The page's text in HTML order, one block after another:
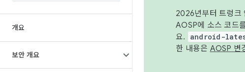
개요
보안 개요
2026년부터 트렁크
AOSP에 소스 코드
요.
android-
한 내용은 AOSP 변